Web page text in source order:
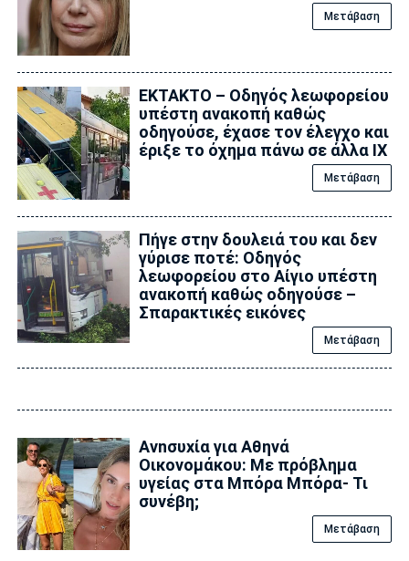
Μετάβαση
ΕΚΤΑΚΤΟ – Οδηγός λεωφορείου
υπέστη ανακοπή καθώς
οδηγούσε, έχασε τον έλεγχο και
έριξε το όχημα πάνω σε άλλα ΙΧ
Μετάβαση
Πήγε στην δουλειά του και δεν
γύρισε ποτέ: Οδηγός
λεωφορείου στο Αίγιο υπέστη
ανακοπή καθώς οδηγούσε –
Σπαρακτικές εικόνες
Μετάβαση
Ανnσυxία για Αθηνά
Οικονομάκου: Με πρόβλημα
υγείας στα Μπόρα Μπόρα- Τι
συνέβη;
Μετάβαση